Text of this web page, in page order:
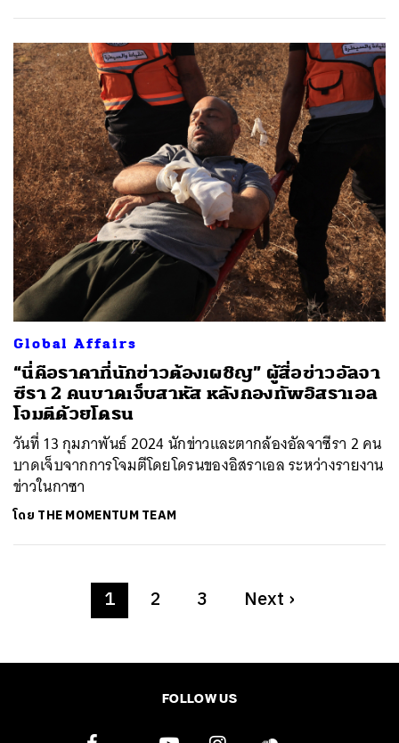
Global Affairs
“นี่คือราคาที่นักข่าวต้องเผชิญ” ผู้สื่อข่าวอัลจา
ซีรา 2 คนบาดเจ็บสาหัส หลังกองทัพอิสราเอล
โจมตีด้วยโดรน
วันที่ 13 กุมภาพันธ์ 2024 นักข่าวและตากล้องอัลจาซีรา 2 คน
บาดเจ็บจากการโจมตีโดยโดรนของอิสราเอล ระหว่างรายงาน
ข่าวในกาซา
โดย THE MOMENTUM TEAM
1 2 3 Next›
FOLLOW US